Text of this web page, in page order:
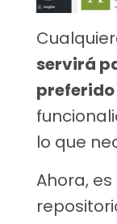
servirá
preferido
lo que
Ahora,